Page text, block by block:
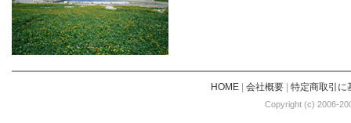
HOME| 会社概要| 特定商取引に
Copyright (c) 2006-